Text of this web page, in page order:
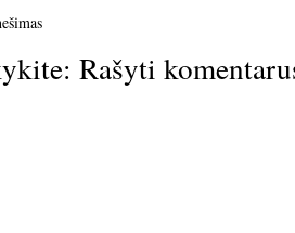
Rašyti